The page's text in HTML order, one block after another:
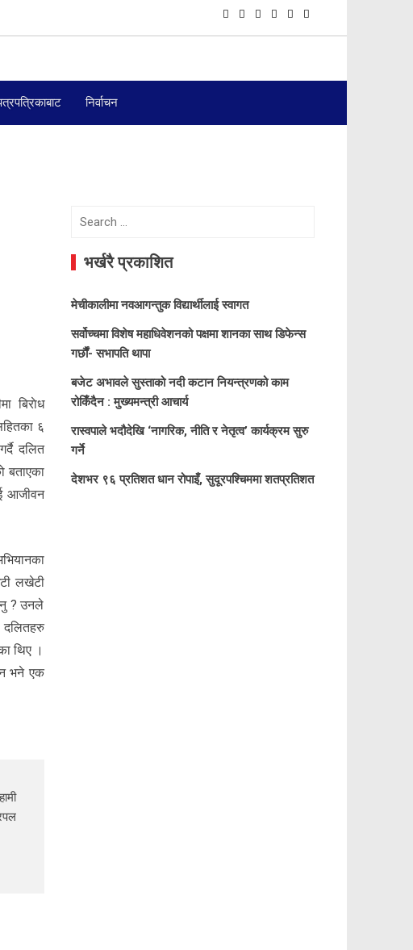
निर्वाचन
बिराेध
६
दलित
बताएका
आजीवन
लखेटी
? उनले
दलितहरु
थिए ।
भने एक
Search
भर्खरै प्रकाशित
मेचीकालीमा नवआगन्तुक विद्यार्थीलाई स्वागत
सर्वोच्चमा विशेष महाधिवेशनको पक्षमा शानका साथ डिफेन्स
गर्छौं- सभापति थापा
बजेट अभावले सुस्ताको नदी कटान नियन्त्रणको काम
रोकिँदैन : मुख्यमन्त्री आचार्य
रास्वपाले भदौदेखि ‘नागरिक, नीति र नेतृत्व’ कार्यक्रम सुरु
गर्ने
देशभर ९६ प्रतिशत धान रोपाइँ, सुदूरपश्चिममा शतप्रतिशत